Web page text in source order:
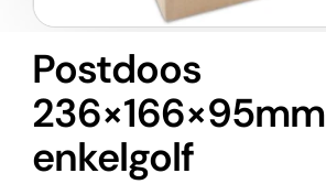
1
openen
in
modaal
Postdoos
236×166×95mm
enkelgolf